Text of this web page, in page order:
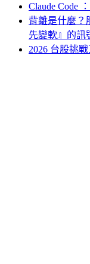
Claude Code
背離是什麼？
先變軟』的訊
2026 台股挑